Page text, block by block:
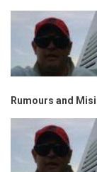
Rumours and